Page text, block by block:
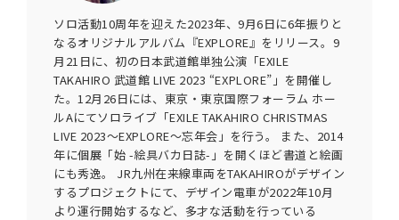
ソロ活動10周年を迎えた2023年、9月6日に6年振りと
なるオリジナルアルバム『EXPLORE』をリリース。9
月21日に、初の日本武道館単独公演「EXILE
TAKAHIRO 武道館 LIVE 2023 “EXPLORE”」を開催し
た。12月26日には、東京・東京国際フォーラム ホー
ルAにてソロライブ「EXILE TAKAHIRO CHRISTMAS
LIVE 2023～EXPLORE～忘年会」を行う。 また、2014
年に個展「始 -絵具バカ日誌-」を開くほど書道と絵画
にも秀逸。 JR九州在来線車両をTAKAHIROがデザイン
するプロジェクトにて、デザイン電車が2022年10月
より運行開始するなど、多才な活動を行っている